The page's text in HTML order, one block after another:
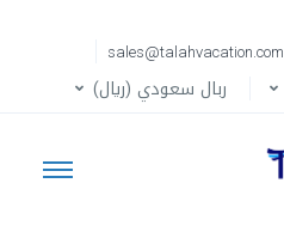
sales@talahvacation.com
ربال سعودي (ريال)